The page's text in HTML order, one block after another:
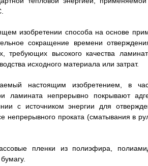
изобретении способа на основе
сокращение времени
требующих высокого качества
исходного материала или затрат.
настоящим изобретением, в
ламината непрерывно покрывают
с источником энергии для
непрерывного проката (сматывания в
пленки из полиэфира,